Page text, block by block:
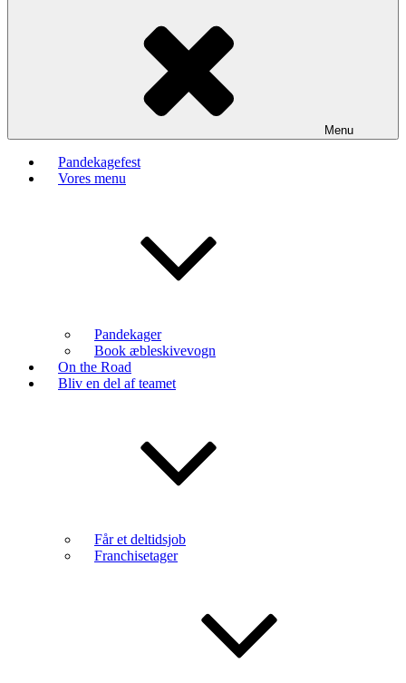
Menu
Pandekagefest
Vores menu
Pandekager
Book æbleskivevogn
On the Road
Bliv en del af teamet
Får et deltidsjob
Franchisetager